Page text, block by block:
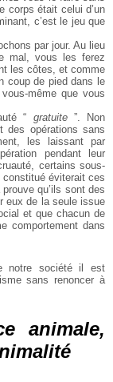
était celui d’un
c’est le jeu que
par jour. Au lieu
mal, vous les ferez
les côtes, et comme
coup de pied dans le
même que vous
“ gratuite”. Non
des opérations sans
les laissant par
pendant leur
certains sous-
éviterait ces
prouve qu’ils sont des
eux de la seule issue
et que chacun de
comportement dans
notre société il est
sans renoncer à
animale,